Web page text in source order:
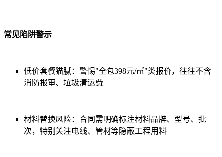
常见陷阱警示
低价套餐猫腻：警惕"全包398元/㎡"类报价，往往不含
消防报审、垃圾清运费
材料替换风险：合同需明确标注材料品牌、型号、批
次，特别关注电线、管材等隐蔽工程用料